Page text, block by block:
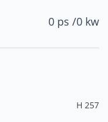
0 ps /0 kw
H 257